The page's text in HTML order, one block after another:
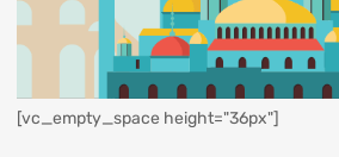
[vc_empty_space height="36px"]